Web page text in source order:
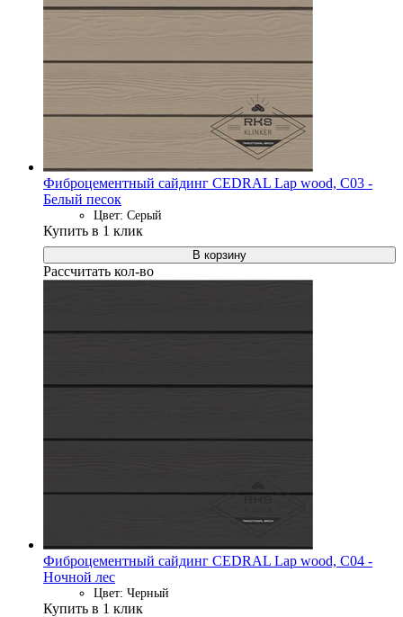
Фиброцементный сайдинг CEDRAL Lap wood, C03 -
Белый песок
Цвет: Серый
Купить в 1 клик
В корзину
Рассчитать кол-во
Фиброцементный сайдинг CEDRAL Lap wood, C04 -
Ночной лес
Цвет: Черный
Купить в 1 клик